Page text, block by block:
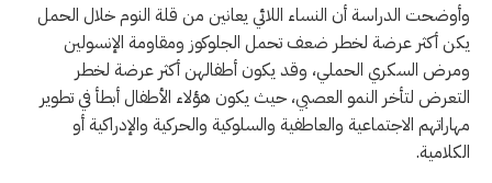
وأوضحت الدراسة أن النساء اللائي يعانين من قلة النوم خلال الحمل
يكن أكثر عرضة لخطر ضعف تحمل الجلوكوز ومقاومة الإنسولين
ومرض السكري الحملي، وقد يكون أطفالهن أكثر عرضة لخطر
التعرض لتأخر النمو العصبي، حيث يكون هؤلاء الأطفال أبطأ في تطوير
مهاراتهم الاجتماعية والعاطفية والسلوكية والحركية والإدراكية أو
الكلامية.